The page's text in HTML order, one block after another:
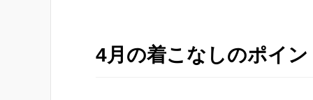
4月の着こなしのポイン